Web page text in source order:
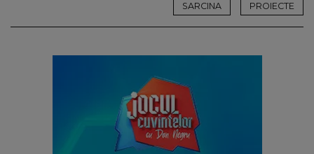
SARCINA PROIECTE